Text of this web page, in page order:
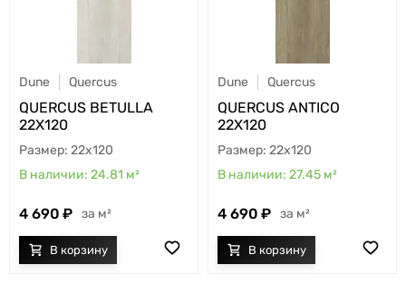
Dune Quercus
QUERCUS BETULLA
22X120
22x120
24.81 м²
4 690 м²
Dune Quercus
QUERCUS ANTICO
22X120
22x120
27.45 м²
4 690 м²